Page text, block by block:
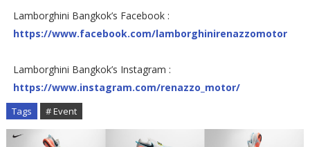
Lamborghini Bangkok’s Facebook :
https://www.facebook.com/lamborghinirenazzomotor
Lamborghini Bangkok’s Instagram :
https://www.instagram.com/renazzo_motor/
Tags # Event